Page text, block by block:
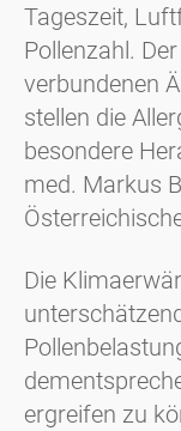
Tageszeit,
Pollenzahl.
verbundenen
stellen die
besondere
med. Markus
Die
ergreifen zu